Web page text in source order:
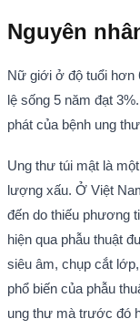
Nguyên
Nữ giới ở độ tuổi hơn
lệ sống 5 năm đạt
phát của bệnh ung
Ung thư túi mật là
lượng xấu. Ở Việt
đến do thiếu phương
hiện qua phẫu thuật
siêu âm, chụp cắt
phổ biến của phẫu
ung thư mà trước đó